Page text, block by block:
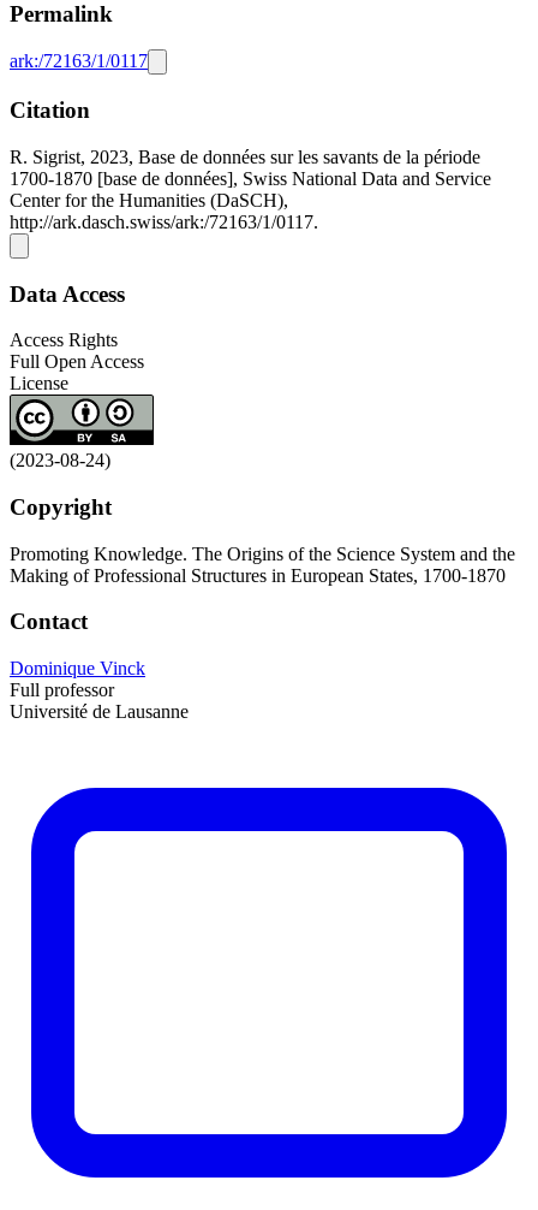
Permalink
ark:/72163/1/0117
Citation
R. Sigrist, 2023, Base de données sur les savants de la période
1700-1870 [base de données], Swiss National Data and Service
Center for the Humanities (DaSCH),
http://ark.dasch.swiss/ark:/72163/1/0117.
Data Access
Access Rights
Full Open Access
License
(2023-08-24)
Copyright
Promoting Knowledge. The Origins of the Science System and the
Making of Professional Structures in European States, 1700-1870
Contact
Dominique Vinck
Full professor
Université de Lausanne